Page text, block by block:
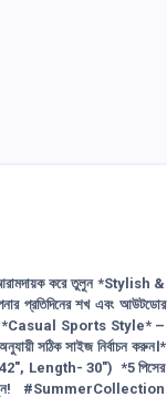
করে তুলুন *Stylish &
প্রতিদিনের শখ এবং আউটডোর
*Casual Sports Style* –
সঠিক সাইজ নির্বাচন করুন।*
Length- 30") *5 পিসের
তুলুন! #SummerCollection